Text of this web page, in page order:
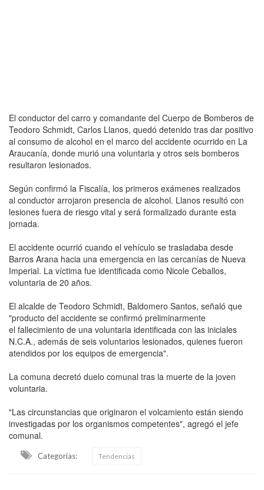
El conductor del carro y comandante del Cuerpo de Bomberos de
Teodoro Schmidt, Carlos Llanos, quedó detenido tras dar positivo
al consumo de alcohol en el marco del accidente ocurrido en La
Araucanía, donde murió una voluntaria y otros seis bomberos
resultaron lesionados.
Según confirmó la Fiscalía, los primeros exámenes realizados
al conductor arrojaron presencia de alcohol. Llanos resultó con
lesiones fuera de riesgo vital y será formalizado durante esta
jornada.
El accidente ocurrió cuando el vehículo se trasladaba desde
Barros Arana hacia una emergencia en las cercanías de Nueva
Imperial. La víctima fue identificada como Nicole Ceballos,
voluntaria de 20 años.
El alcalde de Teodoro Schmidt, Baldomero Santos, señaló que
"producto del accidente se confirmó preliminarmente
el fallecimiento de una voluntaria identificada con las iniciales
N.C.A., además de seis voluntarios lesionados, quienes fueron
atendidos por los equipos de emergencia".
La comuna decretó duelo comunal tras la muerte de la joven
voluntaria.
"Las circunstancias que originaron el volcamiento están siendo
investigadas por los organismos competentes", agregó el jefe
comunal.
Categorias: Tendencias